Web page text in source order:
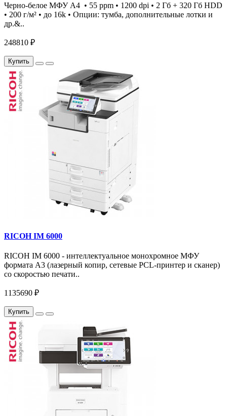
Черно-белое МФУ А4 • 55 ppm • 1200 dpi • 2 Гб + 320 Гб HDD
• 200 г/м² • до 16k • Опции: тумба, дополнительные лотки и
др.&..
248810 ₽
Купить
RICOH IM 6000
RICOH IM 6000 - интеллектуальное монохромное МФУ
формата А3 (лазерный копир, сетевые PCL-принтер и сканер)
со скоростью печати..
1135690 ₽
Купить